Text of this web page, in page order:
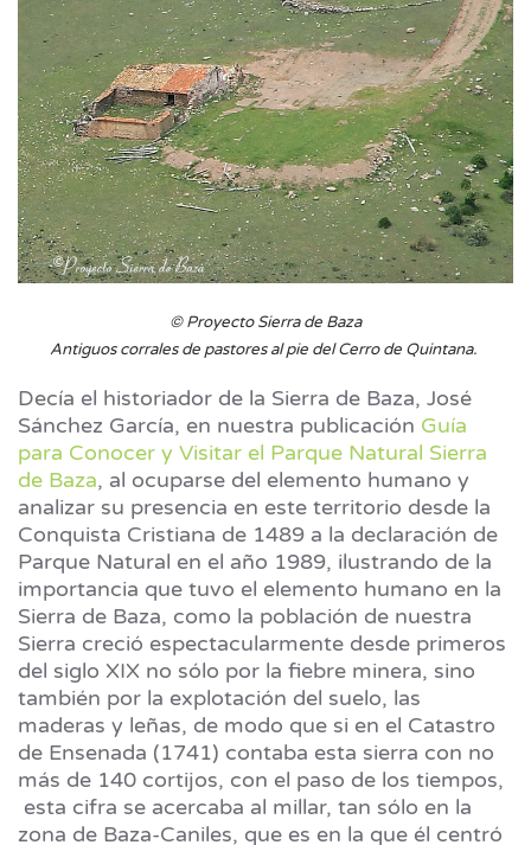
© Proyecto Sierra de Baza
Antiguos corrales de pastores al pie del Cerro de Quintana.
Decía el historiador de la Sierra de Baza, José
Sánchez García, en nuestra publicación Guía
para Conocer y Visitar el Parque Natural Sierra
de Baza, al ocuparse del elemento humano y
analizar su presencia en este territorio desde la
Conquista Cristiana de 1489 a la declaración de
Parque Natural en el año 1989, ilustrando de la
importancia que tuvo el elemento humano en la
Sierra de Baza, como la población de nuestra
Sierra creció espectacularmente desde primeros
del siglo XIX no sólo por la fiebre minera, sino
también por la explotación del suelo, las
maderas y leñas, de modo que si en el Catastro
de Ensenada (1741) contaba esta sierra con no
más de 140 cortijos, con el paso de los tiempos,
esta cifra se acercaba al millar, tan sólo en la
zona de Baza-Caniles, que es en la que él centró